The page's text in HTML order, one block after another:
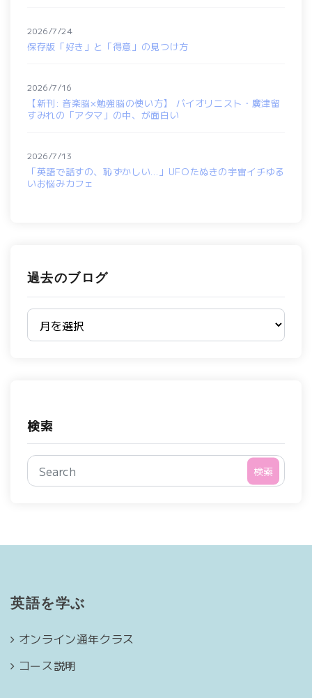
保存版「好き」と「得意」の見つけ方
2026/7/24
【新刊: 音楽脳×勉強脳の使い方】 バイオリニスト・廣津留
すみれの「アタマ」の中、が面白い
2026/7/16
「英語で話すの、恥ずかしい…」UFOたぬきの宇宙イチゆる
いお悩みカフェ
2026/7/13
過去のブログ
過去のブログ
検索
検索
英語を学ぶ
オンライン通年クラス
コース説明